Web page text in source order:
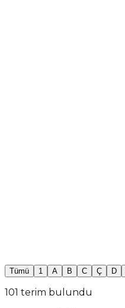
Tümü 1 A B C Ç D
101 terim bulundu